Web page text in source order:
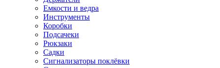
Емкости и ведра
Инструменты
Коробки
Подсачеки
Рюкзаки
Садки
Сигнализаторы поклёвки